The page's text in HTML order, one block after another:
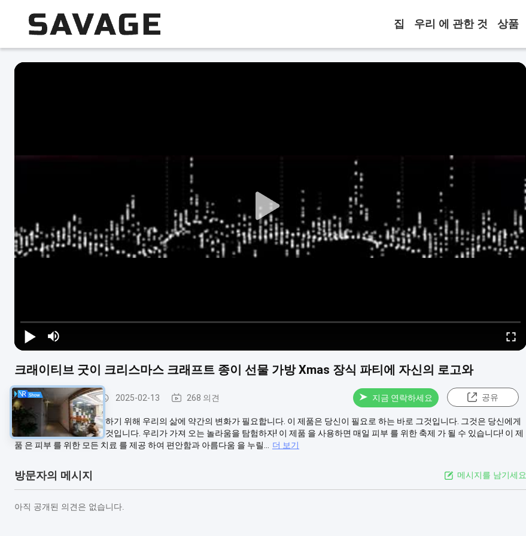
집 우리 에 관한 것 상품
크래이티브 굿이 크리스마스 크래프트 종이 선물 가방 Xmas 장식 파티에 자신의 로고와
스틸 페인트 키일 2025-02-13 268 의견 지금 연락하세요 공유
우리는 우리의 삶을 밝게 하기 위해 우리의 삶에 약간의 변화가 필요합니다. 이 제품은 당신이 필요로 하는 바로 그것입니다. 그것은 당신에게
새로운 경험을 가져다 줄 것입니다. 우리가 가져 오는 놀라움을 탐험하자! 이 제품 을 사용하면 매일 피부 를 위한 축제 가 될 수 있습니다! 이 제
품 은 피부 를 위한 모든 치료 를 제공 하여 편안함과 아름다움 을 누릴...
더 보기
방문자의 메시지 메시지를 남기세요
아직 공개된 의견은 없습니다.